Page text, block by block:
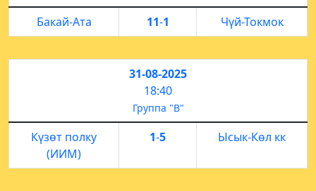
Бакай-Ата 11-1 Чүй-Токмок
31-08-2025
18:40
Группа "B"
Күзөт полку
(ИИМ)
1-5 Ысык-Көл кк